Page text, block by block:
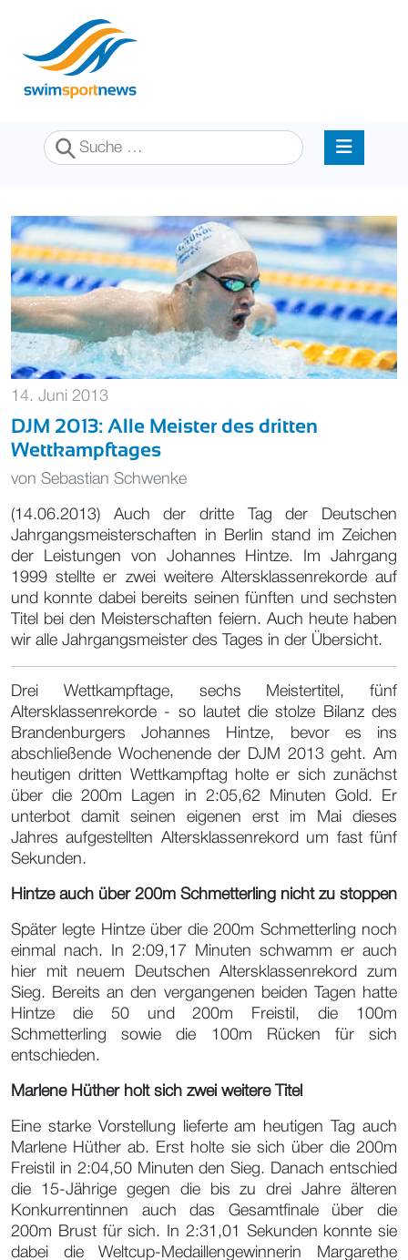
Suchen
14. Juni 2013
DJM 2013: Alle Meister des dritten
Wettkampftages
von Sebastian Schwenke
(14.06.2013) Auch der dritte Tag der Deutschen
Jahrgangsmeisterschaften in Berlin stand im Zeichen
der Leistungen von Johannes Hintze. Im Jahrgang
1999 stellte er zwei weitere Altersklassenrekorde auf
und konnte dabei bereits seinen fünften und sechsten
Titel bei den Meisterschaften feiern. Auch heute haben
wir alle Jahrgangsmeister des Tages in der Übersicht.
Drei Wettkampftage, sechs Meistertitel, fünf
Altersklassenrekorde - so lautet die stolze Bilanz des
Brandenburgers Johannes Hintze, bevor es ins
abschließende Wochenende der DJM 2013 geht. Am
heutigen dritten Wettkampftag holte er sich zunächst
über die 200m Lagen in 2:05,62 Minuten Gold. Er
unterbot damit seinen eigenen erst im Mai dieses
Jahres aufgestellten Altersklassenrekord um fast fünf
Sekunden.
Hintze auch über 200m Schmetterling nicht zu stoppen
Später legte Hintze über die 200m Schmetterling noch
einmal nach. In 2:09,17 Minuten schwamm er auch
hier mit neuem Deutschen Altersklassenrekord zum
Sieg. Bereits an den vergangenen beiden Tagen hatte
Hintze die 50 und 200m Freistil, die 100m
Schmetterling sowie die 100m Rücken für sich
entschieden.
Marlene Hüther holt sich zwei weitere Titel
Eine starke Vorstellung lieferte am heutigen Tag auch
Marlene Hüther ab. Erst holte sie sich über die 200m
Freistil in 2:04,50 Minuten den Sieg. Danach entschied
die 15-Jährige gegen die bis zu drei Jahre älteren
Konkurrentinnen auch das Gesamtfinale über die
200m Brust für sich. In 2:31,01 Sekunden konnte sie
dabei die Weltcup-Medaillengewinnerin Margarethe